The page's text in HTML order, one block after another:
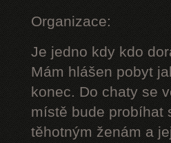
Organizace:
Je jedno kdy kdo
Mám hlášen pobyt
konec. Do chaty se
místě bude probíhat
těhotným ženám a